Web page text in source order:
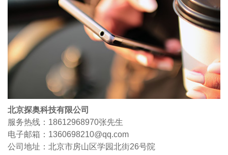
北京探奥科技有限公司
服务热线：18612968970张先生
电子邮箱：1360698210@qq.com
公司地址：北京市房山区学园北街26号院